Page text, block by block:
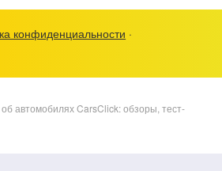
конфиденциальности ·
автомобилях CarsClick: обзоры, тест-